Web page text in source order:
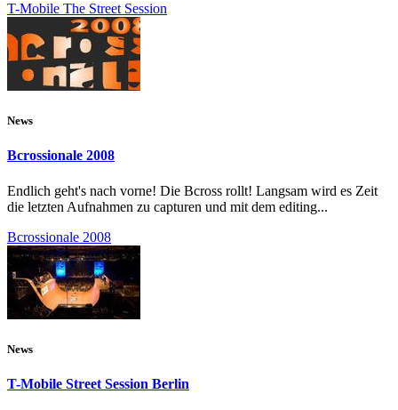
T-Mobile The Street Session
News
Bcrossionale 2008
Endlich geht's nach vorne! Die Bcross rollt! Langsam wird es Zeit
die letzten Aufnahmen zu capturen und mit dem editing...
Bcrossionale 2008
News
T-Mobile Street Session Berlin